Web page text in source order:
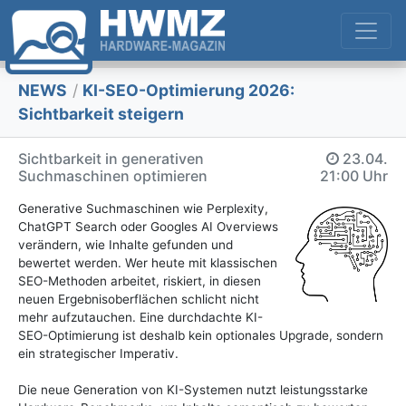
NEWS / KI-SEO-Optimierung 2026:
Sichtbarkeit steigern
Sichtbarkeit in generativen
Suchmaschinen optimieren
23.04.
21:00 Uhr
Generative Suchmaschinen wie Perplexity,
ChatGPT Search oder Googles AI Overviews
verändern, wie Inhalte gefunden und
bewertet werden. Wer heute mit klassischen
SEO-Methoden arbeitet, riskiert, in diesen
neuen Ergebnisoberflächen schlicht nicht
mehr aufzutauchen. Eine durchdachte KI-
SEO-Optimierung ist deshalb kein optionales Upgrade, sondern
ein strategischer Imperativ.
Die neue Generation von KI-Systemen nutzt leistungsstarke